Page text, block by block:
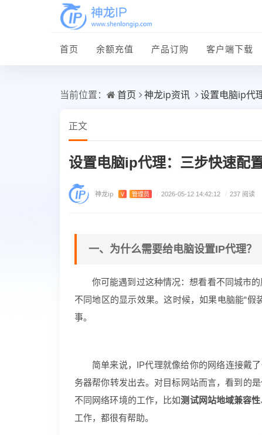
首页 余额充值 产品订购 客户端下载
当前位置： 首页 神龙ip资讯 设置电脑ip代
正文
设置电脑ip代理：三步快速配
神龙ip V 管理员 / 2026-05-12 14:42:12 / 237 阅读
一、为什么需要给电脑设置IP代理？
你可能遇到过这种情况：想看看不同城市
不同地区的显示效果。这时候，如果电脑能“
事。
简单来说，IP代理就像给你的网络连接戴
务器帮你转发出去。对目标网站而言，看到的
不同网络环境的工作，比如测试网站地域兼容性
工作，都很有帮助。